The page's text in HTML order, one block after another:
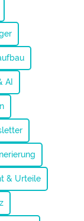
AI
& Urteile